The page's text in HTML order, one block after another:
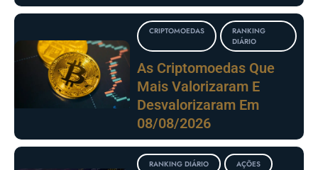
CRIPTOMOEDAS
RANKING
DIÁRIO
As Criptomoedas Que
Mais Valorizaram E
Desvalorizaram Em
08/08/2026
RANKING DIÁRIO AÇÕES